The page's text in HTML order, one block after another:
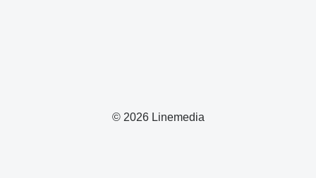
© 2026 Linemedia